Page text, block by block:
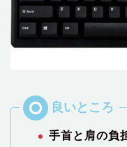
手首と肩の負